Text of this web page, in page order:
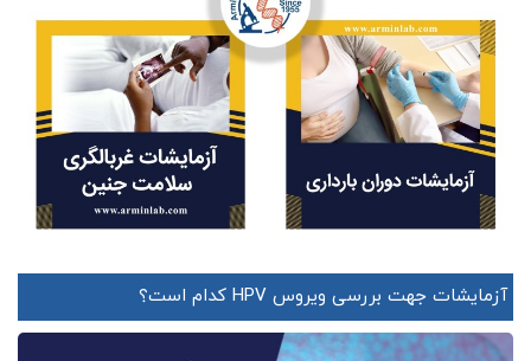
آزمایشات جهت بررسی ویروس HPV کدام است؟